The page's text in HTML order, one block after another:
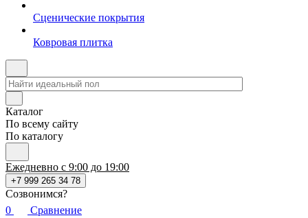
Сценические покрытия
Ковровая плитка
Каталог
По всему сайту
По каталогу
Ежедневно с 9:00 до 19:00
+7 999 265 34 78
Созвонимся?
0
Сравнение